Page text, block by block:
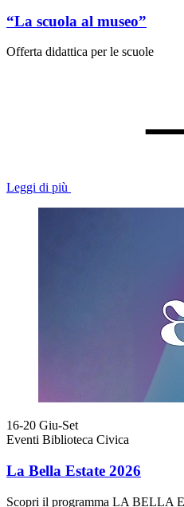
“La scuola al museo”
Offerta didattica per le scuole
Leggi di più
16-20 Giu-Set
Eventi Biblioteca Civica
La Bella Estate 2026
Scopri il programma LA BELLA